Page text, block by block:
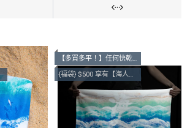
【多買多平！】任何快乾毛巾 $200@1，$380@2，$560@3
{福袋} $500 享有【海人沙灘大毛巾】+ 【海洋快乾毛巾】